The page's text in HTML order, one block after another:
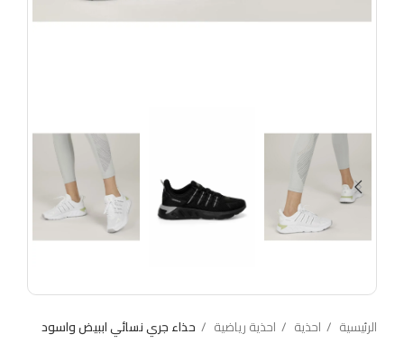
الرئيسية احذية احذية رياضية حذاء جري نسائي اببيض واسود